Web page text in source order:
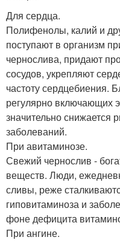
Для сердца.
Полифенолы, калий и
поступают в организм
чернослива, придают
сосудов, укрепляют
частоту сердцебиения.
регулярно включающих
значительно снижается
заболеваний.
При авитаминозе.
Свежий чернослив -
веществ. Люди,
сливы, реже
гиповитаминоза и
фоне дефицита
При ангине.